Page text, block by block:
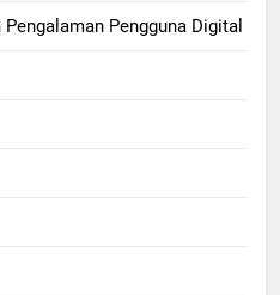
Pengguna Digital